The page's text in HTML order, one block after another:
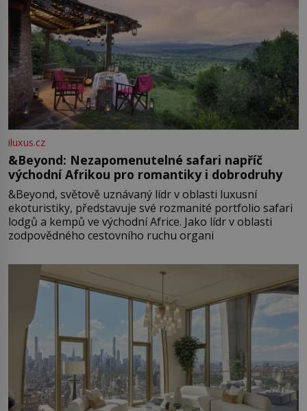
iluxus.cz
&Beyond: Nezapomenutelné safari napříč
východní Afrikou pro romantiky i dobrodruhy
&Beyond, světově uznávaný lídr v oblasti luxusní
ekoturistiky, představuje své rozmanité portfolio safari
lodgů a kempů ve východní Africe. Jako lídr v oblasti
zodpovědného cestovního ruchu organi